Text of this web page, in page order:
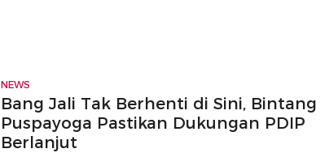
NEWS
Bang Jali Tak Berhenti di Sini, Bintang
Puspayoga Pastikan Dukungan PDIP
Berlanjut